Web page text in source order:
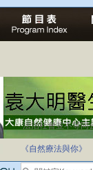
法治社會並不等同
自家教育合法化-
《自然療法與你》